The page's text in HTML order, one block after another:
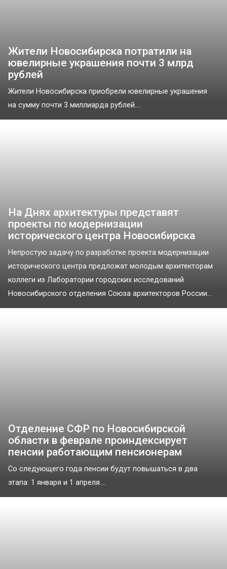
Жители Новосибирска потратили на
ювелирные украшения почти 3 млрд
рублей
Жители Новосибирска приобрели ювелирные украшения
на сумму почти 3 миллиарда рублей....
На Днях архитектуры представят
проекты по модернизации
исторического центра Новосибирска
Непростую задачу по разработке проекта модернизации
исторического центра предложат молодым архитекторам
коллеги из Лаборатории городских исследований
Новосибирского отделения Союза архитекторов России...
Отделение СФР по Новосибирской
области в феврале проиндексирует
пенсии работающим пенсионерам
Со следующего года пенсии будут повышаться в два
этапа: 1 января и 1 апреля....